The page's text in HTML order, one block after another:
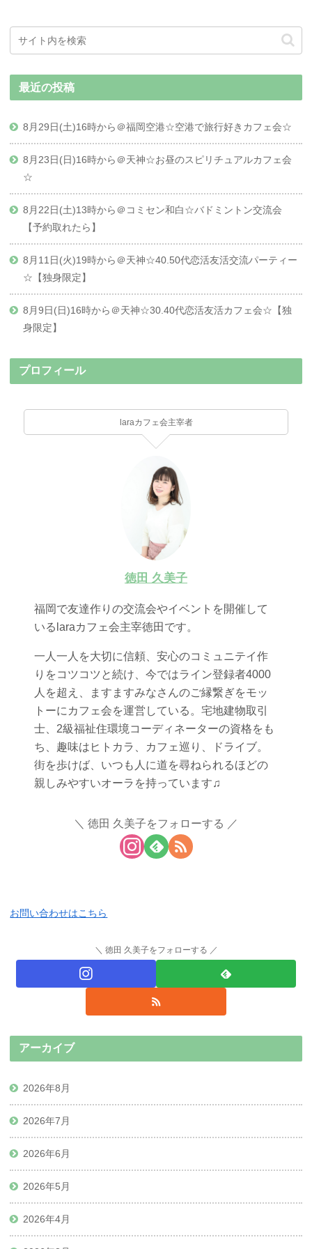
最近の投稿
8月29日(土)16時から＠福岡空港☆空港で旅行好きカフェ会☆
8月23日(日)16時から＠天神☆お昼のスピリチュアルカフェ会
☆
8月22日(土)13時から＠コミセン和白☆バドミントン交流会
【予約取れたら】
8月11日(火)19時から＠天神☆40.50代恋活友活交流パーティー
☆【独身限定】
8月9日(日)16時から＠天神☆30.40代恋活友活カフェ会☆【独
身限定】
プロフィール
laraカフェ会主宰者
徳田 久美子
福岡で友達作りの交流会やイベントを開催して
いるlaraカフェ会主宰徳田です。
一人一人を大切に信頼、安心のコミュニテイ作
りをコツコツと続け、今ではライン登録者4000
人を超え、ますますみなさんのご縁繋ぎをモッ
トーにカフェ会を運営している。宅地建物取引
士、2級福祉住環境コーディネーターの資格をも
ち、趣味はヒトカラ、カフェ巡り、ドライブ。
街を歩けば、いつも人に道を尋ねられるほどの
親しみやすいオーラを持っています♫
徳田 久美子をフォローする
お問い合わせはこちら
徳田 久美子をフォローする
アーカイブ
2026年8月
2026年7月
2026年6月
2026年5月
2026年4月